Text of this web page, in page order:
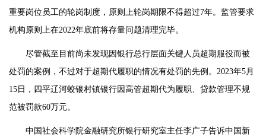
重要岗位员工的轮岗制度，原则上轮岗期限不得超过7年。监管要求
机构原则上在2022年底前将存量问题清理完毕。
尽管截至目前尚未发现因银行总行层面关键人员超期服役而被
处罚的案例，不过对于超期代履职的情况有处罚的先例。2023年5月
15日，四平辽河蛟银村镇银行因高管超期代为履职、贷款管理不规
范被罚款60万元。
中国社会科学院金融研究所银行研究室主任李广子告诉中国新